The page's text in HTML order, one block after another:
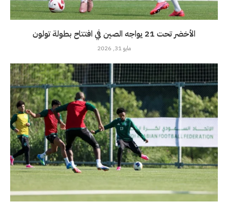
الأخضر تحت 21 يواجه الصين في افتتاح بطولة تولون
مايو 31, 2026